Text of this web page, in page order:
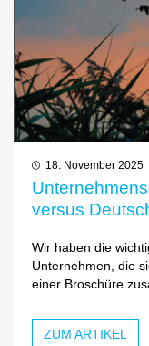
18. November 2025
versus
Wir haben die
Unternehmen, die
einer Broschüre
ZUM ARTIKEL